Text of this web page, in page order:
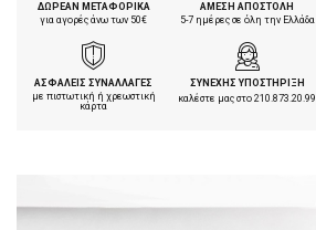
ΔΩΡΕΑΝ ΜΕΤΑΦΟΡΙΚΑ
για αγορές άνω των 50€
ΑΜΕΣΗ ΑΠΟΣΤΟΛΗ
5-7 ημέρες σε όλη την Ελλάδα
ΑΣΦΑΛΕΙΣ ΣΥΝΑΛΛΑΓΕΣ
με πιστωτική ή χρεωστική
κάρτα
ΣΥΝΕΧΗΣ ΥΠΟΣΤΗΡΙΞΗ
καλέστε μας στο210.873.20.99